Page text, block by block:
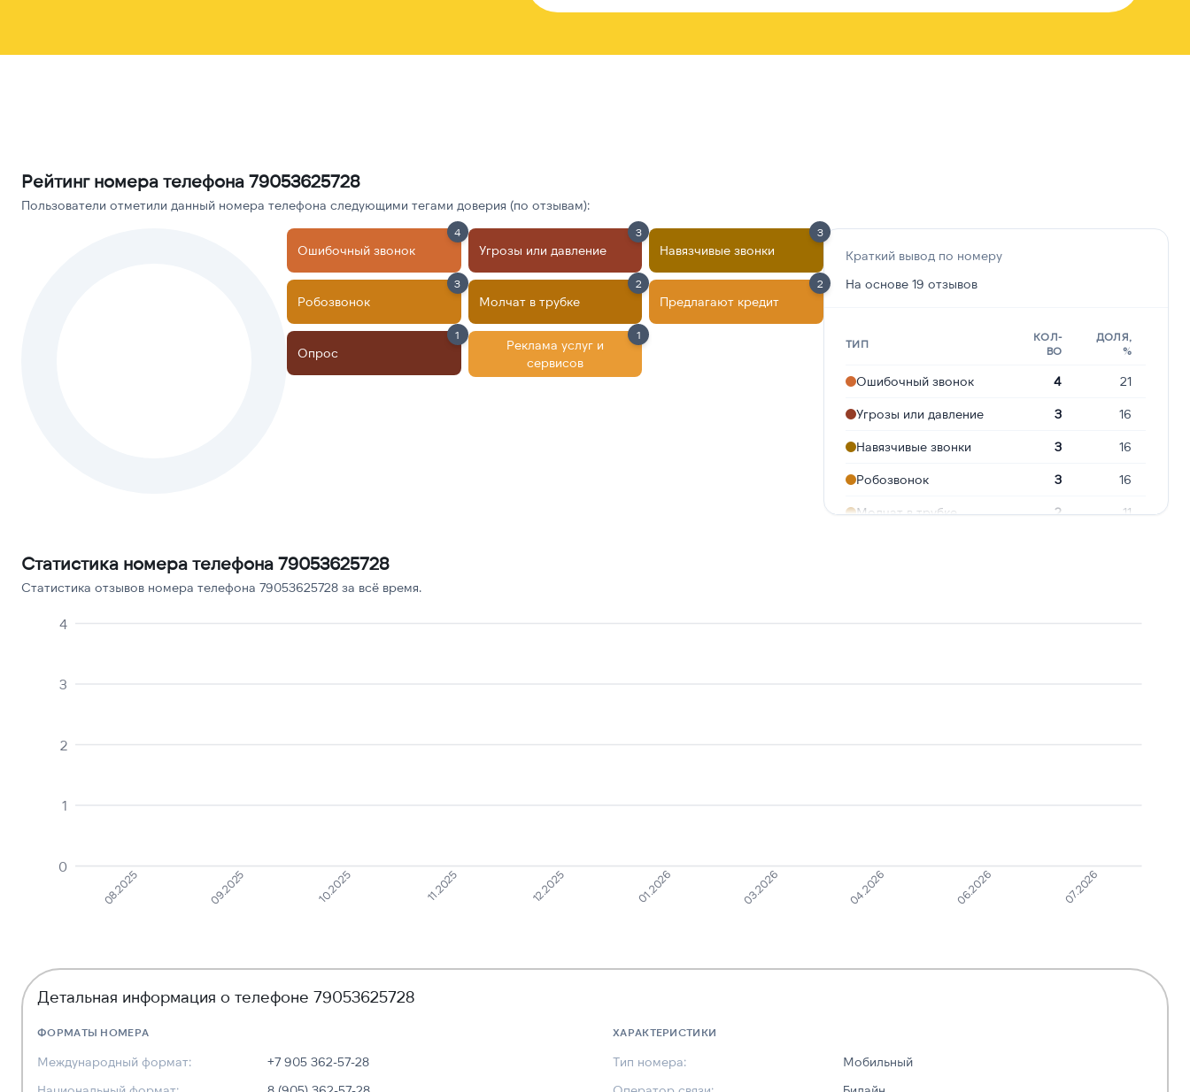
Рейтинг номера телефона 79053625728
Пользователи отметили данный номера телефона следующими тегами доверия (по отзывам):
Ошибочный звонок
4
Угрозы или давление
3
Навязчивые звонки
3
Робозвонок
3
Молчат в трубке
2
Предлагают кредит
2
Опрос
1
Реклама услуг и
сервисов
1
Краткий вывод по номеру
На основе 19 отзывов
ТИП
КОЛ-
ВО
ДОЛЯ,
%
Ошибочный звонок 4 21
Угрозы или давление 3 16
Навязчивые звонки 3 16
Робозвонок 3 16
Молчат в трубке 2 11
сервисов
Статистика номера телефона 79053625728
Статистика отзывов номера телефона 79053625728 за всё время.
0
1
2
3
4
08.2025 09.2025 10.2025 11.2025 12.2025 01.2026 03.2026 04.2026 06.2026 07.2026
Детальная информация о телефоне 79053625728
ФОРМАТЫ НОМЕРА
Международный формат:
+7 905 362-57-28
ХАРАКТЕРИСТИКИ
Тип номера:
Мобильный